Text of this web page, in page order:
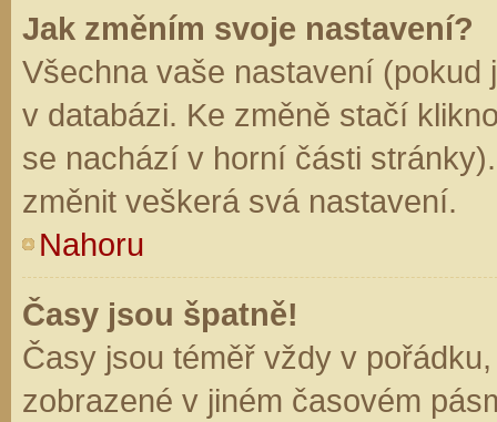
Jak změním svoje nastavení?
Všechna vaše nastavení (pokud
v databázi. Ke změně stačí
se nachází v horní části
změnit veškerá svá nastavení.
Nahoru
Časy jsou špatně!
Časy jsou téměř vždy v
zobrazené v jiném časovém